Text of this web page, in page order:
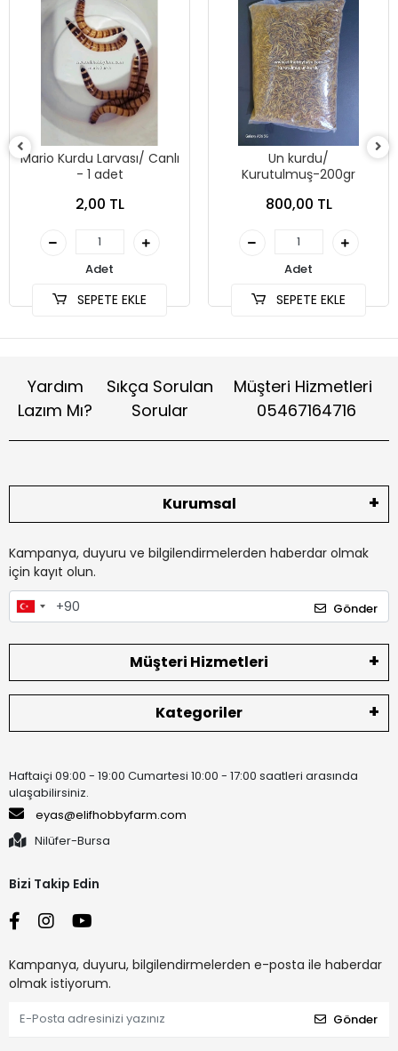
Mario Kurdu Larvası/ Canlı
- 1 adet
2,00 TL
Adet
SEPETE EKLE
Un kurdu/
Kurutulmuş-200gr
800,00 TL
Adet
SEPETE EKLE
Yardım
Lazım Mı?
Sıkça Sorulan
Sorular
Müşteri Hizmetleri
05467164716
Kurumsal
Kampanya, duyuru ve bilgilendirmelerden haberdar olmak
için kayıt olun.
Gönder
Müşteri Hizmetleri
Kategoriler
Haftaiçi 09:00 - 19:00 Cumartesi 10:00 - 17:00 saatleri arasında
ulaşabilirsiniz.
eyas@elifhobbyfarm.com
Nilüfer-Bursa
Bizi Takip Edin
Kampanya, duyuru, bilgilendirmelerden e-posta ile haberdar
olmak istiyorum.
Gönder